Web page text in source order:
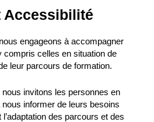
Accessibilité
engageons à accompagner
compris celles en situation de
leur parcours de formation.
invitons les personnes en
informer de leurs besoins
des parcours et des